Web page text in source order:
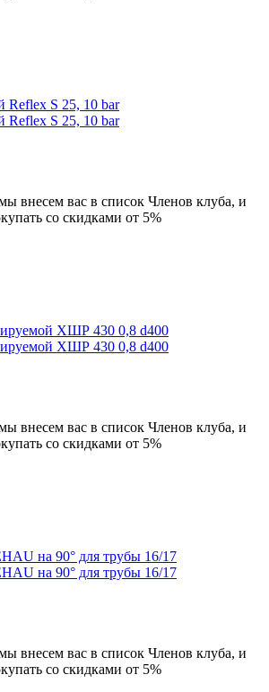
Reflex S 25, 10 bar
Reflex S 25, 10 bar
внесем вас в список Членов клуба, и
со скидками от 5%
ХШР 430 0,8 d400
ХШР 430 0,8 d400
внесем вас в список Членов клуба, и
со скидками от 5%
на 90° для трубы 16/17
на 90° для трубы 16/17
внесем вас в список Членов клуба, и
со скидками от 5%